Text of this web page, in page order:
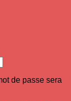
de passe sera